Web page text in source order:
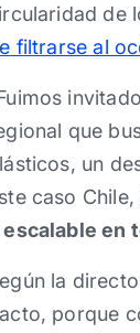
de
filtrarse al
que
un
caso
en
la
porque